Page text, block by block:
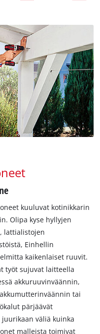
kuuluvat kotinikkarin
Olipa kyse hyllyjen
lattialistojen
Einhellin
kaikenlaiset ruuvit.
työt sujuvat laitteella
akkuruuvinväännin,
tai
pärjäävät
väliä kuinka
malleista toimivat